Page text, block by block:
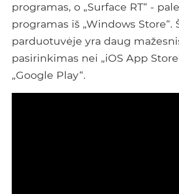
programas, o „Surface RT“ -
programas iš „Windows Store“.
parduotuvėje yra daug
pasirinkimas nei „iOS App
„Google Play“.